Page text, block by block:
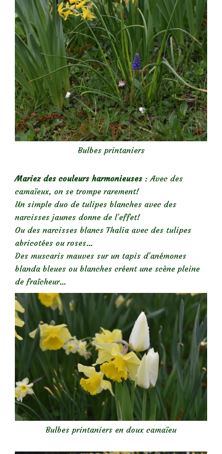
Bulbes printaniers
Mariez des couleurs harmonieuses : Avec des
camaïeux, on se trompe rarement!
Un simple duo de tulipes blanches avec des
narcisses jaunes donne de l’effet!
Ou des narcisses blancs Thalia avec des tulipes
abricotées ou roses…
Des muscaris mauves sur un tapis d’anémones
blanda bleues ou blanches créent une scène pleine
de fraîcheur…
Bulbes printaniers en doux camaïeu